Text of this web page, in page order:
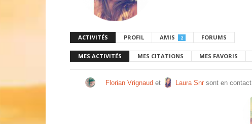
ACTIVITÉS PROFIL AMIS 2 FORUMS
MES ACTIVITÉS MES CITATIONS MES FAVORIS
Florian Vrignaud et Laura Snr sont en contact